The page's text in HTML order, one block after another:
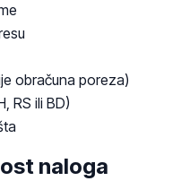
obračuna poreza)
RS ili BD)
naloga